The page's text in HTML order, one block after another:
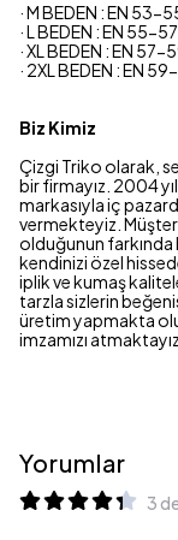
· M BEDEN : EN
· L BEDEN : EN 55-
· XL BEDEN : EN
· 2XL BEDEN : EN
Biz Kimiz
Çizgi Triko olarak,
bir firmayız. 2004
markasıyla iç
vermekteyiz.
olduğunun farkında
kendinizi özel
iplik ve kumaş
tarzla sizlerin
üretim yapmakta
imzamızı atmaktayız.
Yorumlar
3